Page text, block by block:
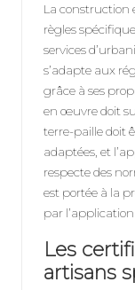
La construction
règles
services
s’adapte aux
grâce à ses
en œuvre doit
terre-paille doit
adaptées, et
respecte des
est portée à la
par
Les
artisans